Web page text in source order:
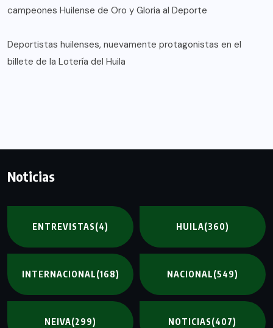
campeones Huilense de Oro y Gloria al Deporte
Deportistas huilenses, nuevamente protagonistas en el
billete de la Lotería del Huila
Noticias
ENTREVISTAS(4) HUILA(360)
INTERNACIONAL(168) NACIONAL(549)
NEIVA(299) NOTICIAS(407)